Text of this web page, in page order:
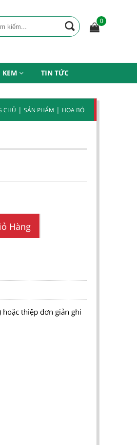
0
KEM TIN TỨC
CHỦ | SẢN PHẨM | HOA BÓ
Hàng
thiệp đơn giản ghi